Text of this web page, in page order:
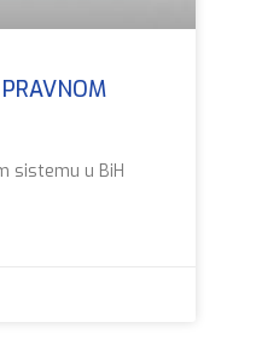
sistemu u BiH